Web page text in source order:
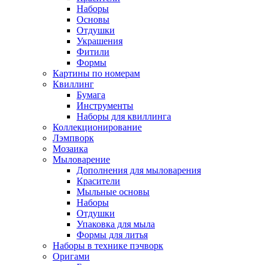
Наборы
Основы
Отдушки
Украшения
Фитили
Формы
Картины по номерам
Квиллинг
Бумага
Инструменты
Наборы для квиллинга
Коллекционирование
Лэмпворк
Мозаика
Мыловарение
Дополнения для мыловарения
Красители
Мыльные основы
Наборы
Отдушки
Упаковка для мыла
Формы для литья
Наборы в технике пэчворк
Оригами